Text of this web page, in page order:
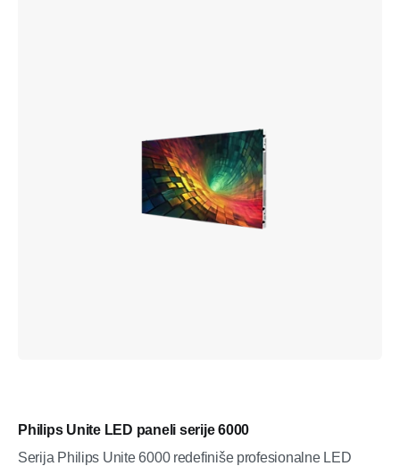
Philips Unite LED paneli serije 6000
Serija Philips Unite 6000 redefiniše profesionalne LED